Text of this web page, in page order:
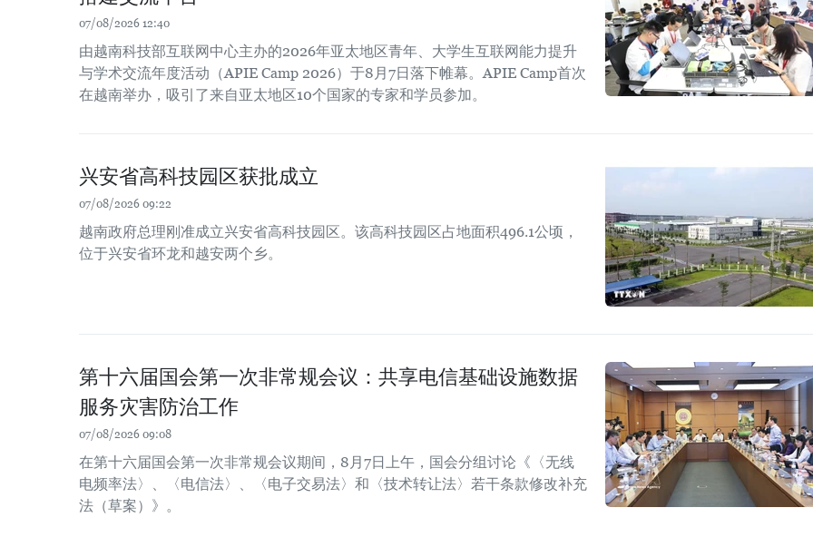
07/08/2026 12:40
由越南科技部互联网中心主办的2026年亚太地区青年、大学生互联网能力提升
与学术交流年度活动（APIE Camp 2026）于8月7日落下帷幕。APIE Camp首次
在越南举办，吸引了来自亚太地区10个国家的专家和学员参加。
兴安省高科技园区获批成立
07/08/2026 09:22
越南政府总理刚准成立兴安省高科技园区。该高科技园区占地面积496.1公顷，
位于兴安省环龙和越安两个乡。
第十六届国会第一次非常规会议：共享电信基础设施数据
服务灾害防治工作
07/08/2026 09:08
在第十六届国会第一次非常规会议期间，8月7日上午，国会分组讨论《〈无线
电频率法〉、〈电信法〉、〈电子交易法〉和〈技术转让法〉若干条款修改补充
法（草案）》。